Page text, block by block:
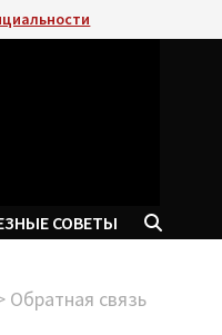
СОВЕТЫ
Обратная связь